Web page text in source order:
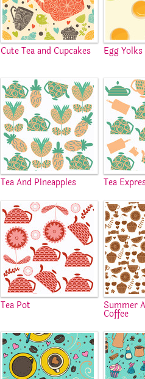
Cute Tea and Cupcakes Egg Yolks
Tea And Pineapples Tea
Tea Pot Summer
Coffee